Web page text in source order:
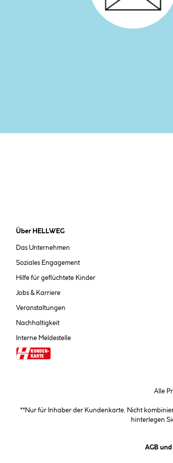
Über HELLWEG
Das Unternehmen
Soziales Engagement
Hilfe für geflüchtete Kinder
Jobs & Karriere
Veranstaltungen
Nachhaltigkeit
Interne Meldestelle
Alle
**Nur für Inhaber der Kundenkarte. Nicht
hinterlegen
AGB